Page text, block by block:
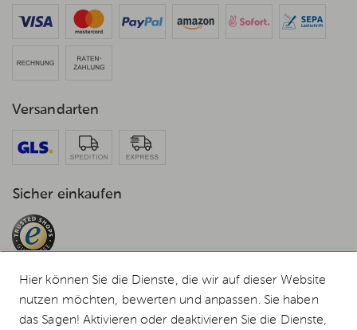
Versandarten
Sicher einkaufen
Hier können Sie die Dienste, die wir auf dieser Website
nutzen möchten, bewerten und anpassen. Sie haben
das Sagen! Aktivieren oder deaktivieren Sie die Dienste,